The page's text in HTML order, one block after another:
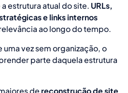
estrutura atual do site. URLs,
e links internos
ao longo do tempo.
vez sem organização, o
parte daquela estrutura
de reconstrução de site